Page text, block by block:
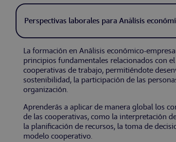
Perspectivas laborales para Análisis
La formación en Análisis económico-
principios fundamentales relacionados con
cooperativas de trabajo, permitiéndote
sostenibilidad, la participación de las
organización.
Aprenderás a aplicar de manera global los
de las cooperativas, como la interpretación
la planificación de recursos, la toma de
modelo cooperativo.